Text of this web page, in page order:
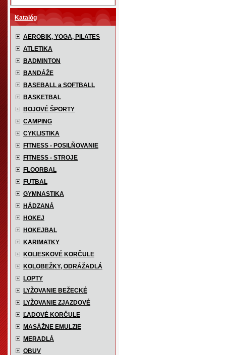
Katalóg
AEROBIK, YOGA, PILATES
ATLETIKA
BADMINTON
BANDÁŽE
BASEBALL a SOFTBALL
BASKETBAL
BOJOVÉ ŠPORTY
CAMPING
CYKLISTIKA
FITNESS - POSILŇOVANIE
FITNESS - STROJE
FLOORBAL
FUTBAL
GYMNASTIKA
HÁDZANÁ
HOKEJ
HOKEJBAL
KARIMATKY
KOLIESKOVÉ KORČULE
KOLOBEŽKY, ODRÁŽADLÁ
LOPTY
LYŽOVANIE BEŽECKÉ
LYŽOVANIE ZJAZDOVÉ
ĽADOVÉ KORČULE
MASÁŽNE EMULZIE
MERADLÁ
OBUV